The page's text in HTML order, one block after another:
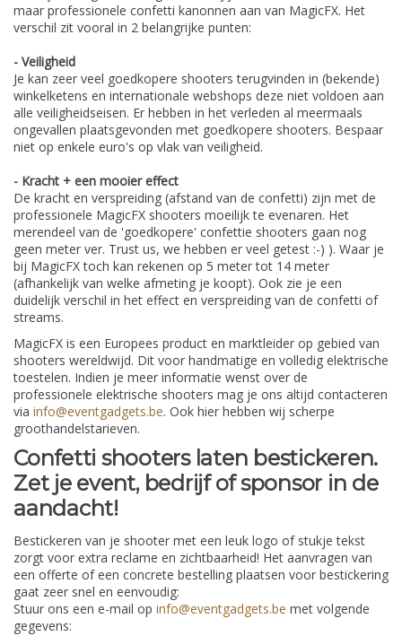
maar professionele confetti kanonnen aan van MagicFX. Het
verschil zit vooral in 2 belangrijke punten:
- Veiligheid
Je kan zeer veel goedkopere shooters terugvinden in (bekende)
winkelketens en internationale webshops deze niet voldoen aan
alle veiligheidseisen. Er hebben in het verleden al meermaals
ongevallen plaatsgevonden met goedkopere shooters. Bespaar
niet op enkele euro's op vlak van veiligheid.
- Kracht + een mooier effect
De kracht en verspreiding (afstand van de confetti) zijn met de
professionele MagicFX shooters moeilijk te evenaren. Het
merendeel van de 'goedkopere' confettie shooters gaan nog
geen meter ver. Trust us, we hebben er veel getest :-) ). Waar je
bij MagicFX toch kan rekenen op 5 meter tot 14 meter
(afhankelijk van welke afmeting je koopt). Ook zie je een
duidelijk verschil in het effect en verspreiding van de confetti of
streams.
MagicFX is een Europees product en marktleider op gebied van
shooters wereldwijd. Dit voor handmatige en volledig elektrische
toestelen. Indien je meer informatie wenst over de
professionele elektrische shooters mag je ons altijd contacteren
via info@eventgadgets.be. Ook hier hebben wij scherpe
groothandelstarieven.
Confetti shooters laten bestickeren.
Zet je event, bedrijf of sponsor in de
aandacht!
Bestickeren van je shooter met een leuk logo of stukje tekst
zorgt voor extra reclame en zichtbaarheid! Het aanvragen van
een offerte of een concrete bestelling plaatsen voor bestickering
gaat zeer snel en eenvoudig:
Stuur ons een e-mail op info@eventgadgets.be met volgende
gegevens: